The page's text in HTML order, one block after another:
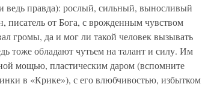
правда): рослый, сильный, выносливый
писатель от Бога, с врожденным чувством
громы, да и мог ли такой человек вызывать
тоже обладают чутьем на талант и силу. Им
мощью, пластическим даром (вспомните
в «Крике»), с его влюбчивостью, избытком